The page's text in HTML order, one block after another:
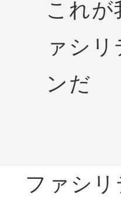
これが
ァシリ
ンだ
ファシ